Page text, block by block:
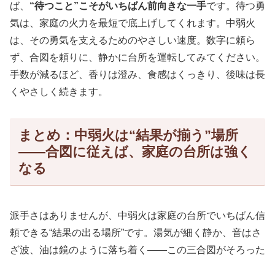
ば、 “待つこと”こそがいちばん前向きな一手です。待つ勇
気は、家庭の火力を最短で底上げしてくれます。中弱火
は、その勇気を支えるためのやさしい速度。数字に頼ら
ず、合図を頼りに、静かに台所を運転してみてください。
手数が減るほど、香りは澄み、食感はくっきり、後味は長
くやさしく続きます。
まとめ：中弱火は“結果が揃う”場所
——合図に従えば、家庭の台所は強く
なる
派手さはありませんが、中弱火は家庭の台所でいちばん信
頼できる“結果の出る場所”です。湯気が細く静か、音はさ
ざ波、油は鏡のように落ち着く——この三合図がそろった